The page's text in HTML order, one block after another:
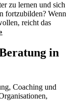
zu lernen und sich
fortzubilden? Wenn
reicht das
in
Coaching und